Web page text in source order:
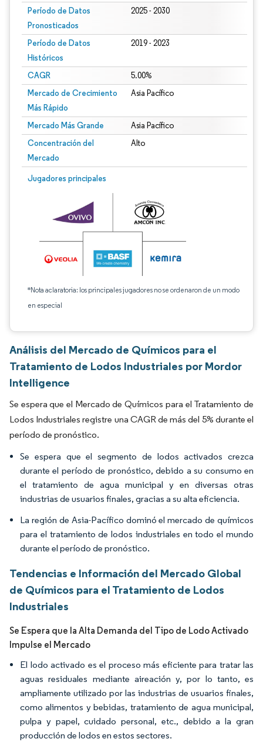
Período de Datos
Pronosticados
2025 - 2030
Período de Datos
Históricos
2019 - 2023
CAGR 5.00%
Mercado de Crecimiento
Más Rápido
Asia Pacífico
Mercado Más Grande Asia Pacífico
Concentración del
Mercado
Alto
Jugadores principales
*Nota aclaratoria: los principales jugadores no se ordenaron de un modo
en especial
Análisis del Mercado de Químicos para el
Tratamiento de Lodos Industriales por Mordor
Intelligence
Se espera que el Mercado de Químicos para el Tratamiento de
Lodos Industriales registre una CAGR de más del 5% durante el
período de pronóstico.
Se espera que el segmento de lodos activados crezca
durante el período de pronóstico, debido a su consumo en
el tratamiento de agua municipal y en diversas otras
industrias de usuarios finales, gracias a su alta eficiencia.
La región de Asia-Pacífico dominó el mercado de químicos
para el tratamiento de lodos industriales en todo el mundo
durante el período de pronóstico.
Tendencias e Información del Mercado Global
de Químicos para el Tratamiento de Lodos
Industriales
Se Espera que la Alta Demanda del Tipo de Lodo Activado
Impulse el Mercado
El lodo activado es el proceso más eficiente para tratar las
aguas residuales mediante aireación y, por lo tanto, es
ampliamente utilizado por las industrias de usuarios finales,
como alimentos y bebidas, tratamiento de agua municipal,
pulpa y papel, cuidado personal, etc., debido a la gran
producción de lodos en estos sectores.